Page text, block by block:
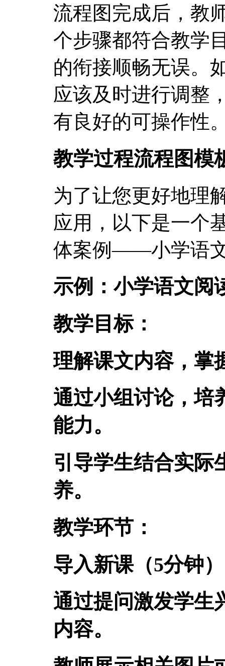
流程图完成后，教
个步骤都符合教学
的衔接顺畅无误。
应该及时进行调整
有良好的可操作性
教学过程流程图模
为了让您更好地理
应用，以下是一个
体案例——小学语
示例：小学语文阅
教学目标：
理解课文内容，掌
通过小组讨论，培
能力。
引导学生结合实际
养。
教学环节：
导入新课（5分钟）
通过提问激发学生
内容。